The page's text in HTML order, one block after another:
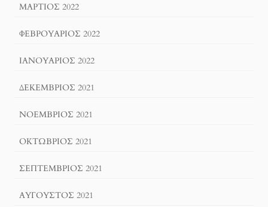
ΜΆΡΤΙΟΣ 2022
ΦΕΒΡΟΥΆΡΙΟΣ 2022
ΙΑΝΟΥΆΡΙΟΣ 2022
ΔΕΚΈΜΒΡΙΟΣ 2021
ΝΟΈΜΒΡΙΟΣ 2021
ΟΚΤΏΒΡΙΟΣ 2021
ΣΕΠΤΈΜΒΡΙΟΣ 2021
ΑΎΓΟΥΣΤΟΣ 2021